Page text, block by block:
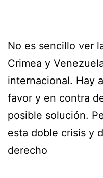
No es sencillo ver
Crimea y
internacional. Hay
favor y en contra
posible solución.
esta doble crisis y
derecho